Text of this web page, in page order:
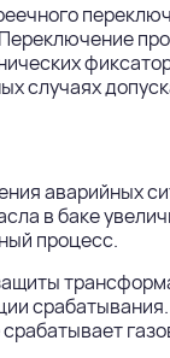
случаях
аварийных
в баке
процесс.